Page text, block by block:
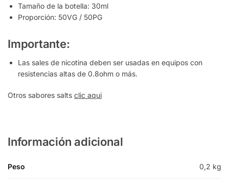
Tamaño de la botella: 30ml
Proporción: 50VG / 50PG
Importante:
Las sales de nicotina deben ser usadas en equipos con
resistencias altas de 0.8ohm o más.
Otros sabores salts clic aqui
Información adicional
Peso 0,2 kg